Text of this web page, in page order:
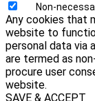
Non-
Any cookies that
website to
personal data via
are termed as
procure user
website.
SAVE & ACCEPT